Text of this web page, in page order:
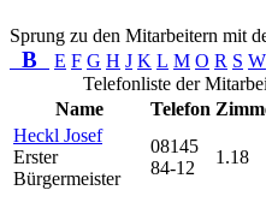
Sprung zu den Mitarbeitern mit
B E F G H J K L M O R S W
Telefonliste der
Name
Telefon
Heckl Josef
Erster
Bürgermeister
08145
84-12
1.18